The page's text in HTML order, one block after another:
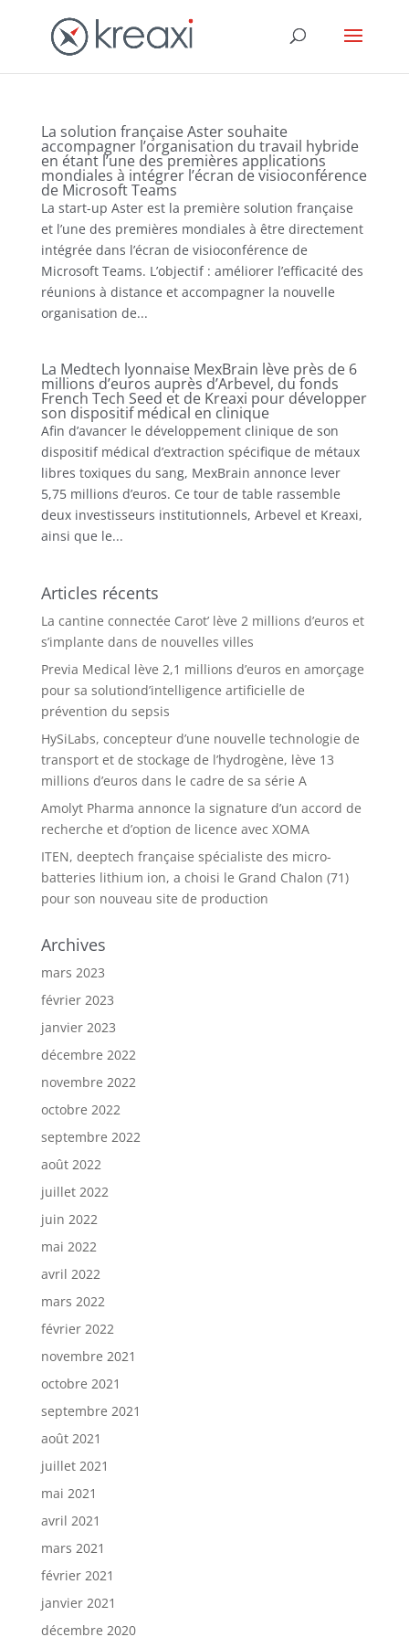
La solution française Aster souhaite
accompagner l’organisation du travail hybride
en étant l’une des premières applications
mondiales à intégrer l’écran de visioconférence
de Microsoft Teams
La start-up Aster est la première solution française
et l’une des premières mondiales à être directement
intégrée dans l’écran de visioconférence de
Microsoft Teams. L’objectif : améliorer l’efficacité des
réunions à distance et accompagner la nouvelle
organisation de...
La Medtech lyonnaise MexBrain lève près de 6
millions d’euros auprès d’Arbevel, du fonds
French Tech Seed et de Kreaxi pour développer
son dispositif médical en clinique
Afin d’avancer le développement clinique de son
dispositif médical d’extraction spécifique de métaux
libres toxiques du sang, MexBrain annonce lever
5,75 millions d’euros. Ce tour de table rassemble
deux investisseurs institutionnels, Arbevel et Kreaxi,
ainsi que le...
Articles récents
La cantine connectée Carot’ lève 2 millions d’euros et
s’implante dans de nouvelles villes
Previa Medical lève 2,1 millions d’euros en amorçage
pour sa solutiond’intelligence artificielle de
prévention du sepsis
HySiLabs, concepteur d’une nouvelle technologie de
transport et de stockage de l’hydrogène, lève 13
millions d’euros dans le cadre de sa série A
Amolyt Pharma annonce la signature d’un accord de
recherche et d’option de licence avec XOMA
ITEN, deeptech française spécialiste des micro-
batteries lithium ion, a choisi le Grand Chalon (71)
pour son nouveau site de production
Archives
mars 2023
février 2023
janvier 2023
décembre 2022
novembre 2022
octobre 2022
septembre 2022
août 2022
juillet 2022
juin 2022
mai 2022
avril 2022
mars 2022
février 2022
novembre 2021
octobre 2021
septembre 2021
août 2021
juillet 2021
mai 2021
avril 2021
mars 2021
février 2021
janvier 2021
décembre 2020